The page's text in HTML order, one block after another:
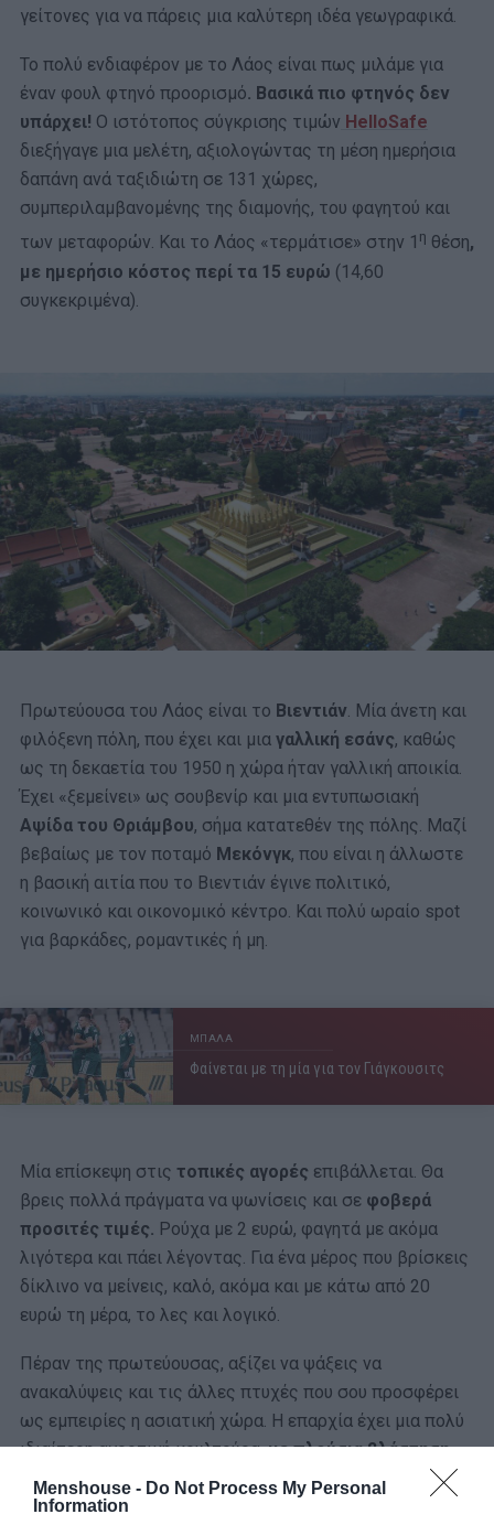
Menshouse - Do Not Process My Personal
Information
γείτονες για να πάρεις μια καλύτερη ιδέα γεωγραφικά.
Το πολύ ενδιαφέρον με το Λάος είναι πως μιλάμε για
έναν φουλ φτηνό προορισμό. Βασικά πιο φτηνός δεν
υπάρχει! Ο ιστότοπος σύγκρισης τιμών HelloSafe
διεξήγαγε μια μελέτη, αξιολογώντας τη μέση ημερήσια
δαπάνη ανά ταξιδιώτη σε 131 χώρες,
συμπεριλαμβανομένης της διαμονής, του φαγητού και
των μεταφορών. Και το Λάος «τερμάτισε» στην 1 η θέση,
με ημερήσιο κόστος περί τα 15 ευρώ (14,60
συγκεκριμένα).
Πρωτεύουσα του Λάος είναι το Βιεντιάν . Μία άνετη και
φιλόξενη πόλη, που έχει και μια γαλλική εσάνς, καθώς
ως τη δεκαετία του 1950 η χώρα ήταν γαλλική αποικία.
Έχει «ξεμείνει» ως σουβενίρ και μια εντυπωσιακή
Αψίδα του Θριάμβου, σήμα κατατεθέν της πόλης. Μαζί
βεβαίως με τον ποταμό Μεκόνγκ, που είναι η άλλωστε
η βασική αιτία που το Βιεντιάν έγινε πολιτικό,
κοινωνικό και οικονομικό κέντρο. Και πολύ ωραίο spot
για βαρκάδες, ρομαντικές ή μη.
ΜΠΑΛΑ
Φαίνεται με τη μία για τον Γιάγκουσιτς
Μία επίσκεψη στις τοπικές αγορές επιβάλλεται. Θα
βρεις πολλά πράγματα να ψωνίσεις και σε φοβερά
προσιτές τιμές. Ρούχα με 2 ευρώ, φαγητά με ακόμα
λιγότερα και πάει λέγοντας. Για ένα μέρος που βρίσκεις
δίκλινο να μείνεις, καλό, ακόμα και με κάτω από 20
ευρώ τη μέρα, το λες και λογικό.
Πέραν της πρωτεύουσας, αξίζει να ψάξεις να
ανακαλύψεις και τις άλλες πτυχές που σου προσφέρει
ως εμπειρίες η ασιατική χώρα. Η επαρχία έχει μια πολύ
ιδιαίτερη αγροτική κουλτούρα,με πλούσια βλάστηση,
μοναδικά τοπία και ατελείωτους ορυζώνες , ενώ η
πόληΛουά Πραμπάνγκ